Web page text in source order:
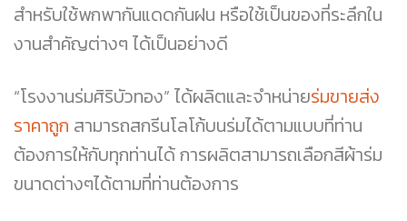
สำหรับใช้พกพากันแดดกันฝน หรือใช้เป็นของที่ระลึกใน
งานสำคัญต่างๆ ได้เป็นอย่างดี
“โรงงานร่มศิริบัวทอง” ได้ผลิตและจำหน่ายร่มขายส่ง
ราคาถูก สามารถสกรีนโลโก้บนร่มได้ตามแบบที่ท่าน
ต้องการให้กับทุกท่านได้ การผลิตสามารถเลือกสีผ้าร่ม
ขนาดต่างๆได้ตามที่ท่านต้องการ